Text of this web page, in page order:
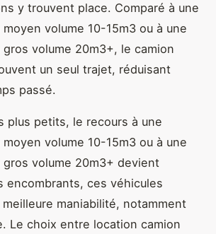
y trouvent place. Comparé à une
volume 10-15m3 ou à une
volume 20m3+, le camion
un seul trajet, réduisant
passé.
plus petits, le recours à une
volume 10-15m3 ou à une
gros volume 20m3+ devient
encombrants, ces véhicules
maniabilité, notamment
Le choix entre location camion